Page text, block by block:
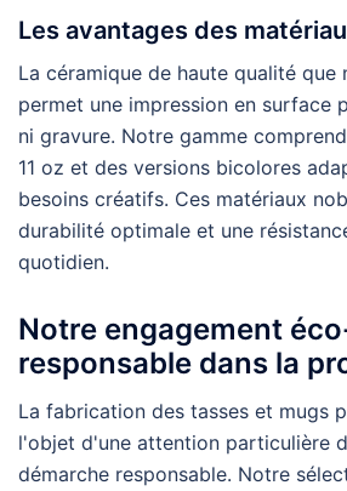
Les avantages des
La céramique de haute qualité que
permet une impression en surface
ni gravure. Notre gamme
11 oz et des versions bicolores
besoins créatifs. Ces matériaux
durabilité optimale et une
quotidien.
Notre engagement
responsable dans la
La fabrication des tasses et mugs
l'objet d'une attention particulière
démarche responsable. Notre